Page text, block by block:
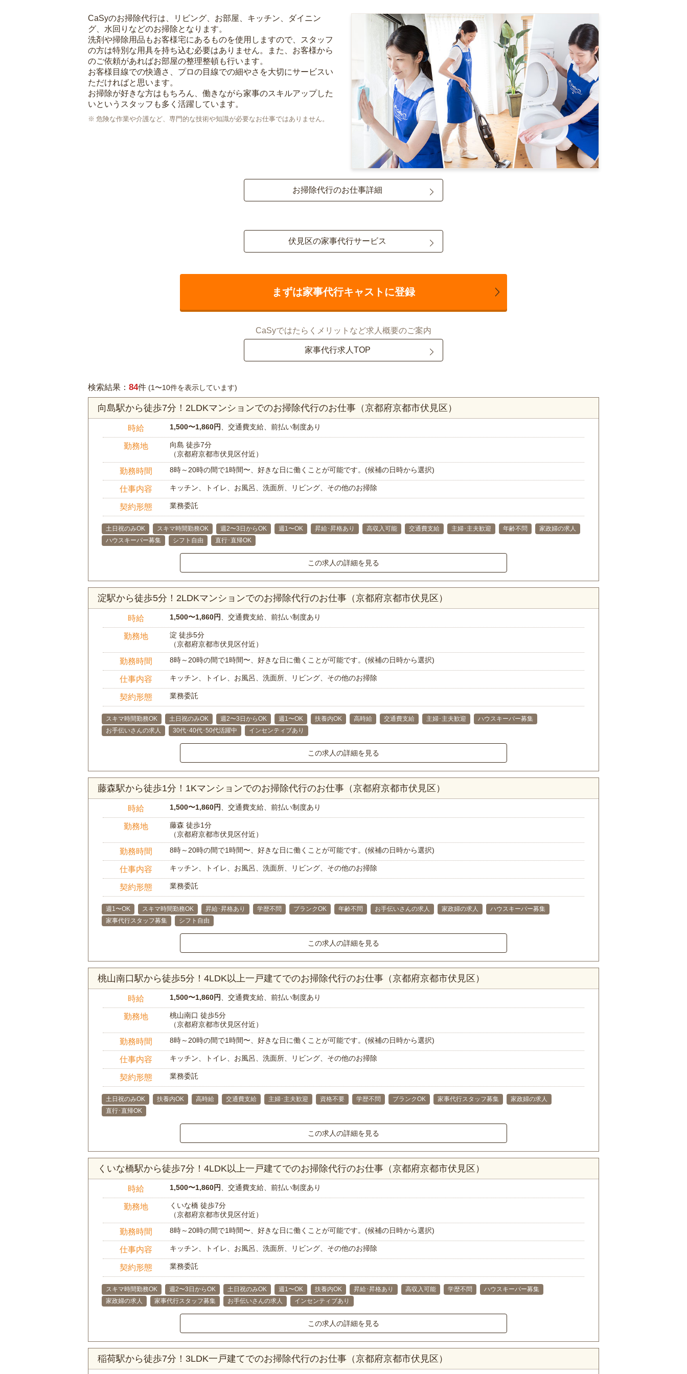
CaSyのお掃除代行は、リビング、お部屋、キッチン、ダイニン
グ、水回りなどのお掃除となります。
洗剤や掃除用品もお客様宅にあるものを使用しますので、スタッフ
の方は特別な用具を持ち込む必要はありません。また、お客様から
のご依頼があればお部屋の整理整頓も行います。
お客様目線での快適さ、プロの目線での細やさを大切にサービスい
ただければと思います。
お掃除が好きな方はもちろん、働きながら家事のスキルアップした
いというスタッフも多く活躍しています。
危険な作業や介護など、専門的な技術や知識が必要なお仕事ではありません。
お掃除代行のお仕事詳細
伏見区の家事代行サービス
まずは家事代行キャストに登録
CaSyではたらくメリットなど求人概要のご案内
家事代行求人TOP
検索結果： 84件 (1〜10件を表示しています)
向島駅から徒歩7分！2LDKマンションでのお掃除代行のお仕事（京都府京都市伏見区）
時給 1,500〜1,860円 、交通費支給、前払い制度あり
勤務地
向島 徒歩7分
（京都府京都市伏見区付近）
勤務時間 8時～20時の間で1時間〜、好きな日に働くことが可能です。(候補の日時から選択)
仕事内容 キッチン、トイレ、お風呂、洗面所、リビング、その他のお掃除
契約形態 業務委託
土日祝のみOK スキマ時間勤務OK 週2〜3日からOK 週1〜OK 昇給･昇格あり 高収入可能 交通費支給 主婦･主夫歓迎 年齢不問
家政婦の求人
ハウスキーパー募集
シフト自由 直行･直帰OK
この求人の詳細を見る
淀駅から徒歩5分！2LDKマンションでのお掃除代行のお仕事（京都府京都市伏見区）
時給 1,500〜1,860円 、交通費支給、前払い制度あり
勤務地
淀 徒歩5分
（京都府京都市伏見区付近）
勤務時間 8時～20時の間で1時間〜、好きな日に働くことが可能です。(候補の日時から選択)
仕事内容 キッチン、トイレ、お風呂、洗面所、リビング、その他のお掃除
契約形態 業務委託
スキマ時間勤務OK 土日祝のみOK 週2〜3日からOK 週1〜OK 扶養内OK 高時給 交通費支給 主婦･主夫歓迎
ハウスキーパー募集
お手伝いさんの求人
30代･40代･50代活躍中 インセンティブあり
この求人の詳細を見る
藤森駅から徒歩1分！1Kマンションでのお掃除代行のお仕事（京都府京都市伏見区）
時給 1,500〜1,860円 、交通費支給、前払い制度あり
勤務地
藤森 徒歩1分
（京都府京都市伏見区付近）
勤務時間 8時～20時の間で1時間〜、好きな日に働くことが可能です。(候補の日時から選択)
仕事内容 キッチン、トイレ、お風呂、洗面所、リビング、その他のお掃除
契約形態 業務委託
週1〜OK スキマ時間勤務OK 昇給･昇格あり 学歴不問 ブランクOK 年齢不問 お手伝いさんの求人 家政婦の求人
ハウスキーパー募集
家事代行スタッフ募集
シフト自由
この求人の詳細を見る
桃山南口駅から徒歩5分！4LDK以上一戸建てでのお掃除代行のお仕事（京都府京都市伏見区）
時給 1,500〜1,860円 、交通費支給、前払い制度あり
勤務地
桃山南口 徒歩5分
（京都府京都市伏見区付近）
勤務時間 8時～20時の間で1時間〜、好きな日に働くことが可能です。(候補の日時から選択)
仕事内容 キッチン、トイレ、お風呂、洗面所、リビング、その他のお掃除
契約形態 業務委託
土日祝のみOK 扶養内OK 高時給 交通費支給 主婦･主夫歓迎 資格不要 学歴不問 ブランクOK 家事代行スタッフ募集
家政婦の求人
直行･直帰OK
この求人の詳細を見る
くいな橋駅から徒歩7分！4LDK以上一戸建てでのお掃除代行のお仕事（京都府京都市伏見区）
時給 1,500〜1,860円 、交通費支給、前払い制度あり
勤務地
くいな橋 徒歩7分
（京都府京都市伏見区付近）
勤務時間 8時～20時の間で1時間〜、好きな日に働くことが可能です。(候補の日時から選択)
仕事内容 キッチン、トイレ、お風呂、洗面所、リビング、その他のお掃除
契約形態 業務委託
スキマ時間勤務OK 週2〜3日からOK 土日祝のみOK 週1〜OK 扶養内OK 昇給･昇格あり 高収入可能 学歴不問
ハウスキーパー募集
家政婦の求人
家事代行スタッフ募集 お手伝いさんの求人 インセンティブあり
この求人の詳細を見る
稲荷駅から徒歩7分！3LDK一戸建てでのお掃除代行のお仕事（京都府京都市伏見区）